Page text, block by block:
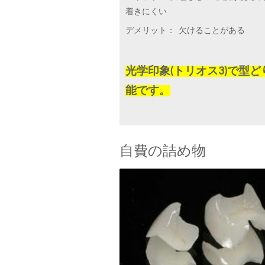
着きにくい
デメリット： 欠けることがある
光学印象(トリオス3)で型ど
能です。
自費の詰め物